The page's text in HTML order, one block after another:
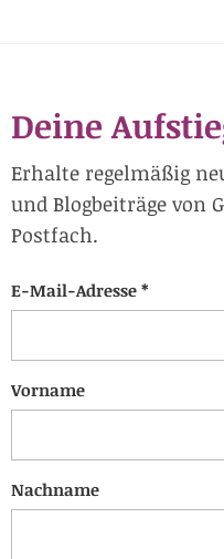
Deine
Erhalte regelmäßig
und Blogbeiträge von
Postfach.
E-Mail-Adresse *
Vorname
Nachname